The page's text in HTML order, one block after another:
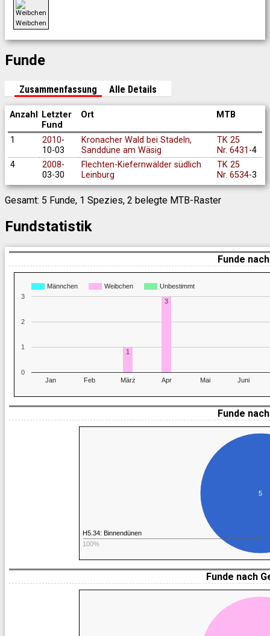
Weibchen
Funde
Zusammenfassung Alle Details
Anzahl
Letzter
Fund
Ort MTB
1 2010-
10-03
Kronacher Wald bei Stadeln,
Sanddüne am Wäsig
TK 25
Nr. 6431 -4
4
2008-
03-30
Flechten-Kiefernwälder südlich
Leinburg
TK 25
Nr. 6534-3
Gesamt: 5 Funde, 1 Spezies, 2 belegte MTB-Raster
Fundstatistik
Funde
Männchen Weibchen Unbestimmt
Jan Feb März Apr Mai Juni
0
1
2
3
1
3
Funde
5
H5.34: Binnendünen
100%
Funde nach